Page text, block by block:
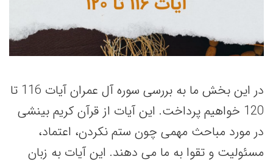
در این بخش ما به بررسی سوره آل عمران آیات 116 تا
120 خواهیم پرداخت. این آیات از قرآن کریم بینشی
در مورد مباحث مهمی چون ستم نکردن، اعتماد،
مسئولیت و تقوا به ما می دهند. این آیات به زبان